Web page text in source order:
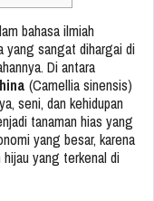
bahasa ilmiah
yang sangat dihargai di
Di antara
(Camellia sinensis)
seni, dan kehidupan
tanaman hias yang
yang besar, karena
yang terkenal di